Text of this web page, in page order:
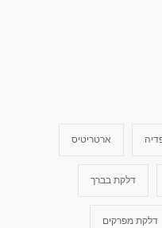
ארטריטיס
דלקת בברך
דלקת מפרקים